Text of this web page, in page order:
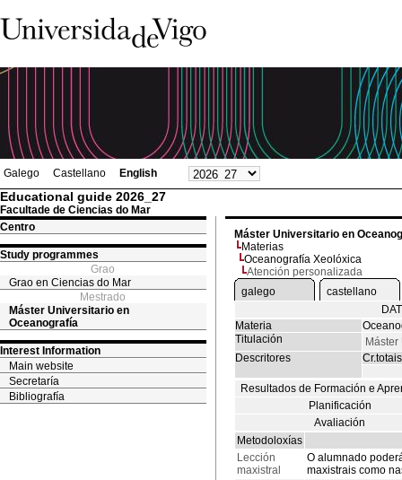
Galego Castellano English
Educational guide 2026_27
Facultade de Ciencias do Mar
Centro
Study programmes
Grao
Grao en Ciencias do Mar
Mestrado
Máster Universitario en
Oceanografía
Interest Information
Main website
Secretaría
Bibliografía
Máster Universitario en
Materias
Oceanografía Xeolóxica
Atención personalizada
galego
castellano
Materia
Titulación
Descritores
Cr.totais
Resultados de Formación e
Planificación
Avaliación
Metodoloxías
Lección
maxistral
O alumnado
maxistrais como